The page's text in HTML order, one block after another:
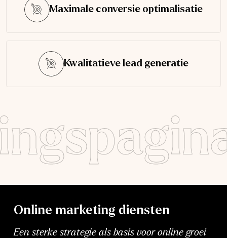
Maximale conversie optimalisatie
Kwalitatieve lead generatie
Online marketing diensten
Een sterke strategie als basis voor online groei